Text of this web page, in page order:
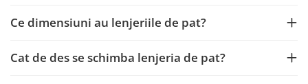
Ce dimensiuni au lenjeriile de pat?
Cat de des se schimba lenjeria de pat?